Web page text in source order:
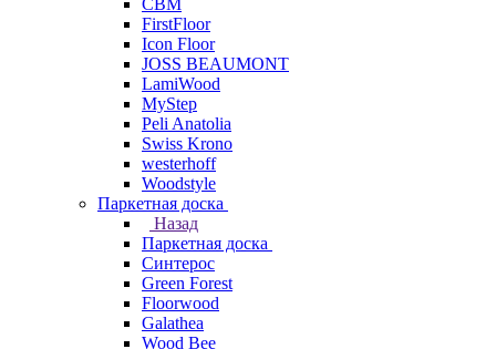
CBM
FirstFloor
Icon Floor
JOSS BEAUMONT
LamiWood
MyStep
Peli Anatolia
Swiss Krono
westerhoff
Woodstyle
Паркетная доска
Назад
Паркетная доска
Синтерос
Green Forest
Floorwood
Galathea
Wood Bee